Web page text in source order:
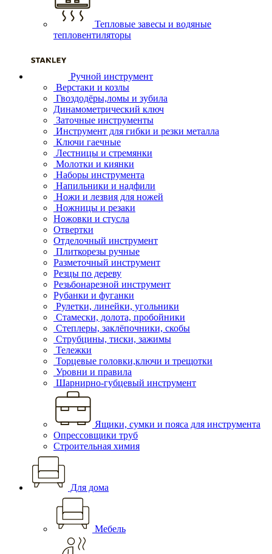
Тепловые завесы и водяные
тепловентиляторы
Ручной инструмент
Верстаки и козлы
Гвоздодёры,ломы и зубила
Динамометрический ключ
Заточные инструменты
Инструмент для гибки и резки металла
Ключи гаечные
Лестницы и стремянки
Молотки и киянки
Наборы инструмента
Напильники и надфили
Ножи и лезвия для ножей
Ножницы и резаки
Ножовки и стусла
Отвертки
Отделочный инструмент
Плиткорезы ручные
Разметочный инструмент
Резцы по дереву
Резьбонарезной инструмент
Рубанки и фуганки
Рулетки, линейки, угольники
Стамески, долота, пробойники
Степлеры, заклёпочники, скобы
Струбцины, тиски, зажимы
Тележки
Торцевые головки,ключи и трещотки
Уровни и правила
Шарнирно-губцевый инструмент
Ящики, сумки и пояса для инструмента
Опрессовщики труб
Строительная химия
Для дома
Мебель